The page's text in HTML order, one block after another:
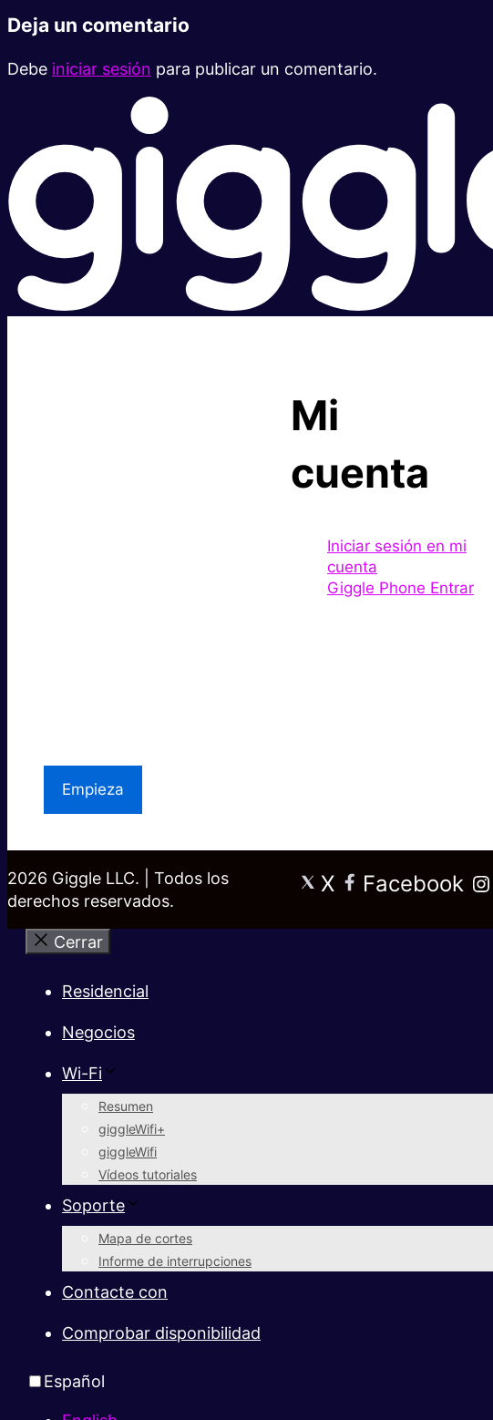
Deja un comentario
Debe iniciar sesión para publicar un comentario.
Empieza
Mi
cuenta
Iniciar sesión en mi
cuenta
Giggle Phone Entrar
2026 Giggle LLC. | Todos los
derechos reservados.
X Facebook
Cerrar
Residencial
Negocios
Wi-Fi
Resumen
giggleWifi+
giggleWifi
Vídeos tutoriales
Soporte
Mapa de cortes
Informe de interrupciones
Contacte con
Comprobar disponibilidad
Español